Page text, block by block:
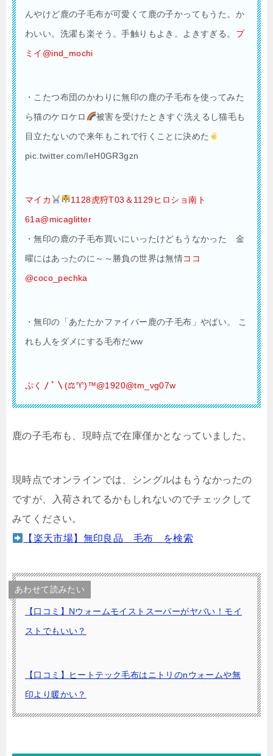
んやけど鹿の子毛布が可愛くて鹿の子かってもうた。か
わいい。洗濯も楽そう。手触りもよき。よきすぎる。 プ
ミイ@ind_mochi
・こたつ布団のかわりに無印の鹿の子毛布を使ってみた
ら猫のケロケロ
被害を受けたときすぐ洗えるし猫毛も
目立たないので来年もこれで行くことに決めた
pic.twitter.com/IeH0GR3gzn
マイカ
1128虎狩T03＆1129ヒロショ南ト
61a@micaglitter
・無印の鹿の子毛布買いにいったけどもうなかった 金
曜にはあったのに～～勝負の世界は無情ココ
@coco_pechka
・無印の「あたたかファイバー鹿の子毛布」やばい。 こ
れも人をダメにする毛布だww
ぷく〳ﾟ〵(⚖︎♈︎)™️@1920@tm_vg07w
鹿の子毛布も、現時点で在庫僅かとなっていました。
現時点でオンラインでは、シングルはもうなかったの
ですが、入荷されてるかもしれないのでチェックして
みてください。
【楽天市場】無印良品 毛布 を検索
あわせて読みたい
【口コミ】Nウォームモイストスーパーがヤバい！モイ
ストでもいい？
【口コミ】ヒートテック毛布はニトリのnウォームや無
印より暖かい？